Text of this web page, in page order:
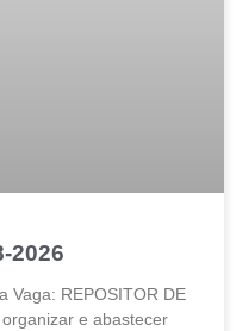
2026
Vaga: REPOSITOR DE
e abastecer